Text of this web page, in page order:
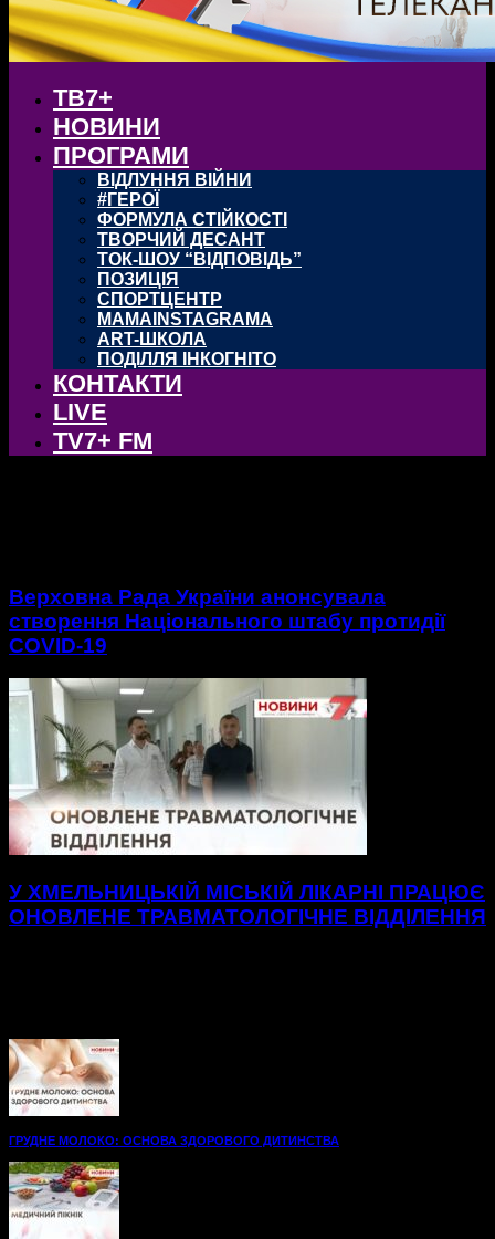
ТВ7+
НОВИНИ
ПРОГРАМИ
ВІДЛУННЯ ВІЙНИ
#ГЕРОЇ
ФОРМУЛА СТІЙКОСТІ
ТВОРЧИЙ ДЕСАНТ
ТОК-ШОУ “ВІДПОВІДЬ”
ПОЗИЦІЯ
СПОРТЦЕНТР
MAMAINSTAGRAMA
ART-ШКОЛА
ПОДІЛЛЯ ІНКОГНІТО
КОНТАКТИ
LIVE
TV7+ FM
Верховна Рада України анонсувала
створення Національного штабу протидії
COVID-19
У ХМЕЛЬНИЦЬКІЙ МІСЬКІЙ ЛІКАРНІ ПРАЦЮЄ
ОНОВЛЕНЕ ТРАВМАТОЛОГІЧНЕ ВІДДІЛЕННЯ
ГРУДНЕ МОЛОКО: ОСНОВА ЗДОРОВОГО ДИТИНСТВА